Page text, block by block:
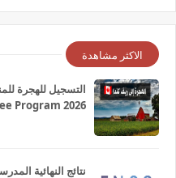
الاكثر مشاهدة
Program 2026